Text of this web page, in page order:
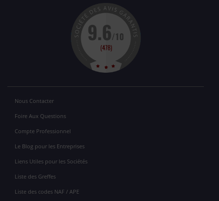
Nous Contacter
Foire Aux Questions
Compte Professionnel
Le Blog pour les Entreprises
Liens Utiles pour les Sociétés
Liste des Greffes
Liste des codes NAF / APE